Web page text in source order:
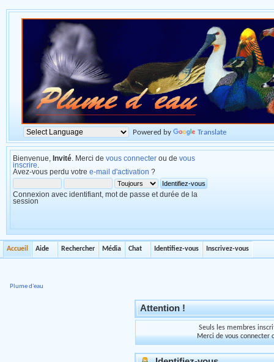
Powered by Translate
Bienvenue, Invité . Merci de vous connecter ou de vous
inscrire
Avez-vous perdu votre e-mail d'activation ?
Connexion avec identifiant, mot de passe et durée de la
session
Accueil Aide Rechercher Média Chat Identifiez-vous Inscrivez-vous
Plume d'eau
Attention !
Seuls les membres
Merci de vous connecter